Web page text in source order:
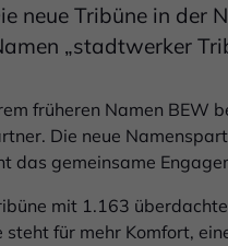
neue Tribüne in
„stadtwerker
früheren Namen BEW
Die neue
das gemeinsame
mit 1.163
steht für mehr Komfort,